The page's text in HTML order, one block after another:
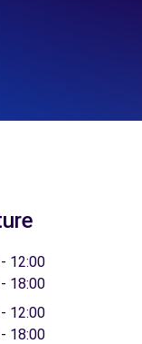
12:00
18:00
12:00
18:00